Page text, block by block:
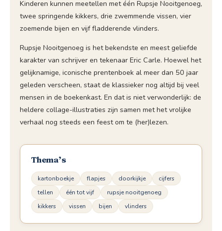
Kinderen kunnen meetellen met één Rupsje Nooitgenoeg,
twee springende kikkers, drie zwemmende vissen, vier
zoemende bijen en vijf fladderende vlinders.
Rupsje Nooitgenoeg is het bekendste en meest geliefde
karakter van schrijver en tekenaar Eric Carle. Hoewel het
gelijknamige, iconische prentenboek al meer dan 50 jaar
geleden verscheen, staat de klassieker nog altijd bij veel
mensen in de boekenkast. En dat is niet verwonderlijk: de
heldere collage-illustraties zijn samen met het vrolijke
verhaal nog steeds een feest om te (her)lezen.
Thema’s
kartonboekje flapjes doorkijkje
cijfers
tellen
één tot vijf
rupsje nooitgenoeg
kikkers
vissen bijen vlinders